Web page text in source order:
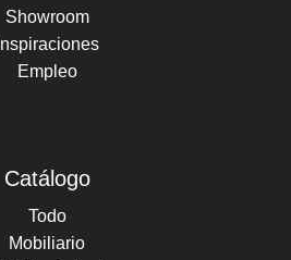
Showroom
Inspiraciones
Empleo
Catálogo
Todo
Mobiliario